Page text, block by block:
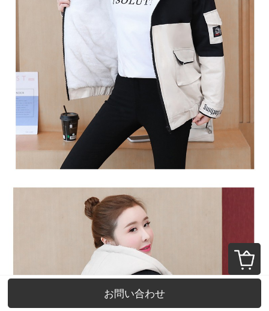
お問い合わせ